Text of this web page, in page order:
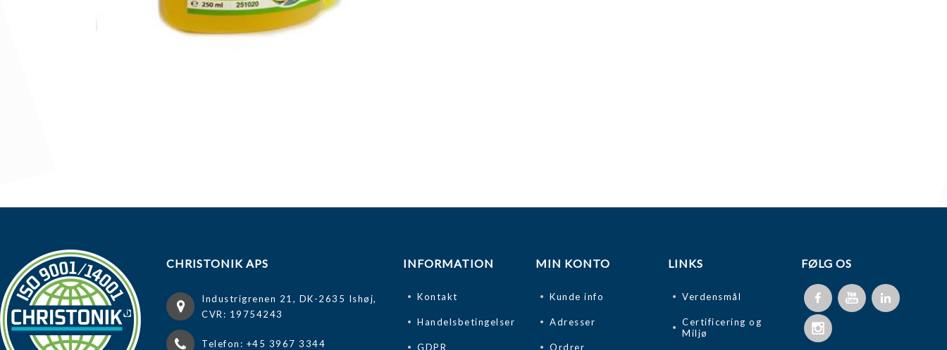
CHRISTONIK APS
Industrigrenen 21, DK-2635 Ishøj,
CVR: 19754243
Telefon: +45 3967 3344
INFORMATION
Kontakt
Handelsbetingelser
GDPR
MIN KONTO
Kunde info
Adresser
Ordrer
LINKS
Verdensmål
Certificering og
Miljø
FØLG OS